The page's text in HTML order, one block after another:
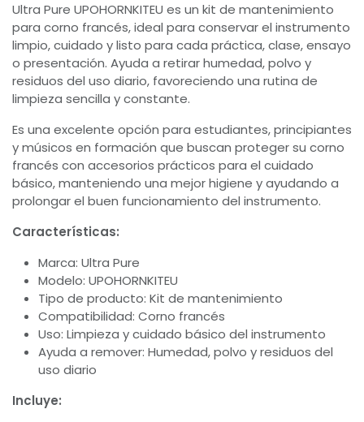
Ultra Pure UPOHORNKITEU es un kit de mantenimiento
para corno francés, ideal para conservar el instrumento
limpio, cuidado y listo para cada práctica, clase, ensayo
o presentación. Ayuda a retirar humedad, polvo y
residuos del uso diario, favoreciendo una rutina de
limpieza sencilla y constante.
Es una excelente opción para estudiantes, principiantes
y músicos en formación que buscan proteger su corno
francés con accesorios prácticos para el cuidado
básico, manteniendo una mejor higiene y ayudando a
prolongar el buen funcionamiento del instrumento.
Características:
Marca: Ultra Pure
Modelo: UPOHORNKITEU
Tipo de producto: Kit de mantenimiento
Compatibilidad: Corno francés
Uso: Limpieza y cuidado básico del instrumento
Ayuda a remover: Humedad, polvo y residuos del
uso diario
Incluye: